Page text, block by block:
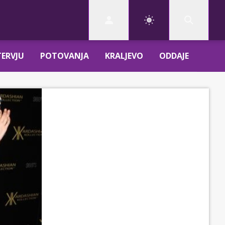
POTOVANJA KRALJEVO ODDAJE